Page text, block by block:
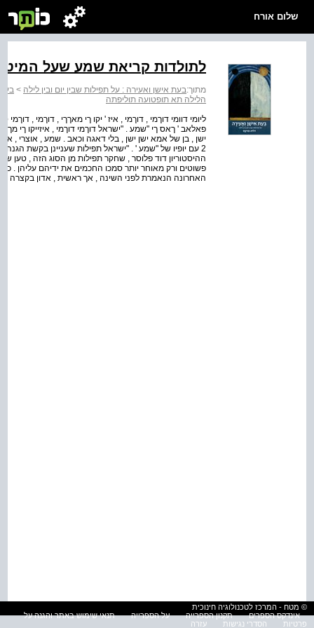
שלום אורח
לתולדות קריאת שמע שעל
מתוך:בעת אישן ואעירה : על תפילות שבין יום ובין לילה >
התפילות העוטפות את הלילה
ליומי דוומי דוךמי , דוךמי , איז ' יקו ךי מאךךי , דוךמי ,
פאלאב ' ךאס ךי "שמע . "ישראל דוךמי דוךמי , איזייקו ךי
ישן , בן של אמא ישן ישן , בלי דאגה וכאב . שמע , אוצרי ,
2 עם יופיו של "שמע ' . "ישראל תפילות שעניינן בקשת
ההיסטוריון דוד פלוסר , שחקר תפילות מן הסוג הזה , טען
פשוטים ורק מאוחר יותר סמכו החכמים את ידיהם עליהן .
האחרונה הנאמרת לפני השינה , אך ראשית , אדון בקצרה
© מטח - המרכז לטכנולוגיה חינוכית
אינדקס הספרים
תקנון הספרייה על הספרייה
תנאי שימוש באתר והגנה על
פרטיות
הסדרי נגישות עזרה